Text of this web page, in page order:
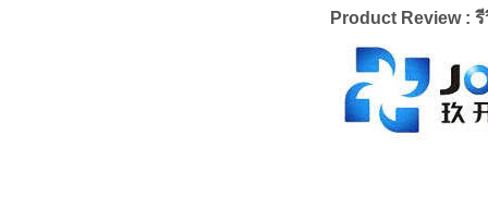
Product Review :